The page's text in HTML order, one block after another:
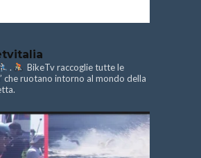
.
BikeTv raccoglie tutte le
che ruotano intorno al mondo della